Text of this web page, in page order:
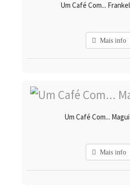
Um Café Com...
Mais info
Um Café Com...
Mais info